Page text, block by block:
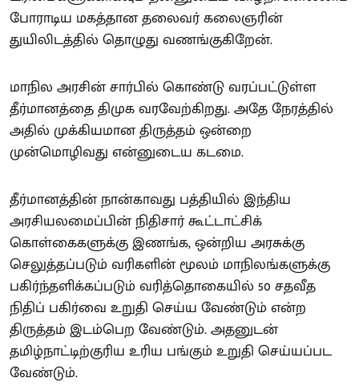
போராடிய மகத்தான தலைவர் கலைஞரின்
துயிலிடத்தில் தொழுது வணங்குகிறேன்.
மாநில அரசின் சார்பில் கொண்டு வரப்பட்டுள்ள
தீர்மானத்தை திமுக வரவேற்கிறது. அதே நேரத்தில்
அதில் முக்கியமான திருத்தம் ஒன்றை
முன்மொழிவது என்னுடைய கடமை.
தீர்மானத்தின் நான்காவது பத்தியில் இந்திய
அரசியலமைப்பின் நிதிசார் கூட்டாட்சிக்
கொள்கைகளுக்கு இணங்க, ஒன்றிய அரசுக்கு
செலுத்தப்படும் வரிகளின் மூலம் மாநிலங்களுக்கு
பகிர்ந்தளிக்கப்படும் வரித்தொகையில் 50 சதவீத
நிதிப் பகிர்வை உறுதி செய்ய வேண்டும் என்ற
திருத்தம் இடம்பெற வேண்டும். அதனுடன்
தமிழ்நாட்டிற்குரிய உரிய பங்கும் உறுதி செய்யப்பட
வேண்டும்.